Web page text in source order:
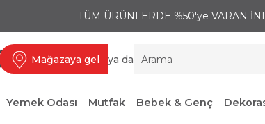
TÜM ÜRÜNLERDE %50'ye VARAN
Mağazaya gel ya da
Yemek Odası Mutfak Bebek & Genç